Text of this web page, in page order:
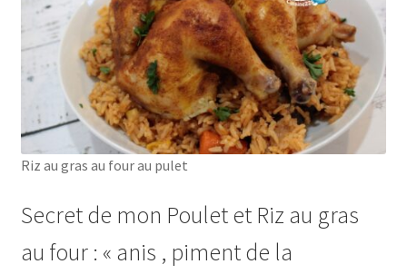
Riz au gras au four au pulet
Secret de mon Poulet et Riz au gras
au four : « anis , piment de la